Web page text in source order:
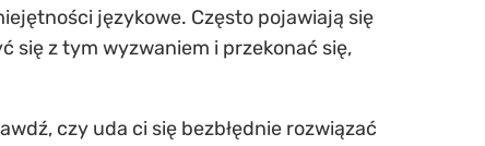
językowe. Często pojawiają się
się z tym wyzwaniem i przekonać się,
czy uda ci się bezbłędnie rozwiązać